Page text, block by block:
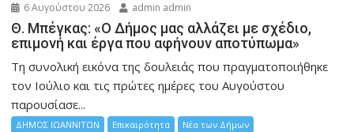
6 Αυγούστου 2026 admin admin
Θ. Μπέγκας: «Ο Δήμος μας αλλάζει με σχέδιο,
επιμονή και έργα που αφήνουν αποτύπωμα»
Τη συνολική εικόνα της δουλειάς που πραγματοποιήθηκε
τον Ιούλιο και τις πρώτες ημέρες του Αυγούστου
παρουσίασε...
ΔΗΜΟΣ ΙΩΑΝΝΙΤΩΝ Επικαιρότητα Νέα των Δήμων